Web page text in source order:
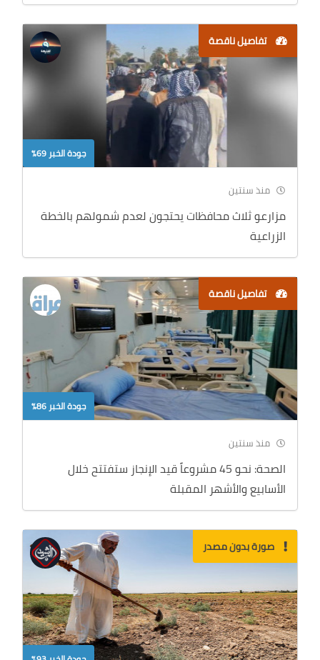
تفاصيل ناقصة
جودة الخبر 69%
منذ سنتين
مزارعو ثلاث محافظات يحتجون لعدم شمولهم بالخطة
الزراعية
تفاصيل ناقصة
جودة الخبر 86%
منذ سنتين
الصحة: نحو 45 مشروعاً قيد الإنجاز ستفتتح خلال
الأسابيع والأشهر المقبلة
صورة بدون مصدر